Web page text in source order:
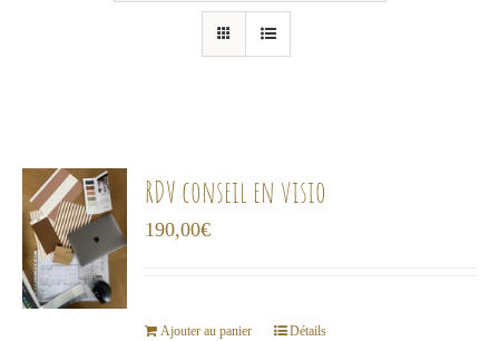
RDV conseil en visio
190,00€
Ajouter au panier Détails